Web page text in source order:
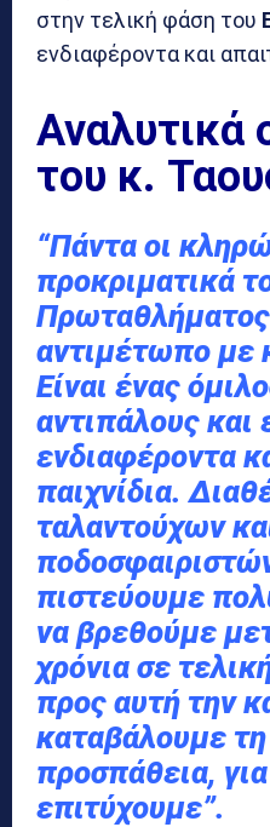
στην τελική φάση του
ενδιαφέροντα και
Αναλυτικά
του κ.
“Πάντα οι
προκριματικά
αντιμέτωπο με
Είναι ένας
αντιπάλους και
ενδιαφέροντα
παιχνίδια.
ταλαντούχων
πιστεύουμε
να βρεθούμε
χρόνια σε
προς αυτή την
καταβάλουμε
προσπάθεια,
επιτύχουμε”.